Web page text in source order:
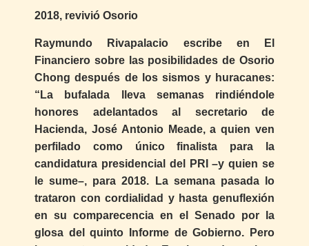
2018, revivió Osorio
Raymundo Rivapalacio escribe en El
Financiero sobre las posibilidades de Osorio
Chong después de los sismos y huracanes:
“La bufalada lleva semanas rindiéndole
honores adelantados al secretario de
Hacienda, José Antonio Meade, a quien ven
perfilado como único finalista para la
candidatura presidencial del PRI –y quien se
le sume–, para 2018. La semana pasada lo
trataron con cordialidad y hasta genuflexión
en su comparecencia en el Senado por la
glosa del quinto Informe de Gobierno. Pero